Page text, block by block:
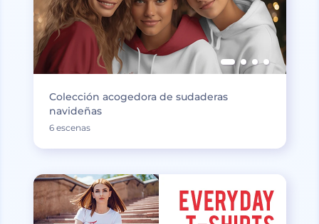
Colección acogedora de sudaderas
navideñas
6 escenas